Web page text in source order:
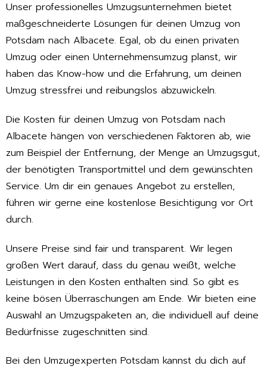
Unser professionelles Umzugsunternehmen bietet
maßgeschneiderte Lösungen für deinen Umzug von
Potsdam nach Albacete. Egal, ob du einen privaten
Umzug oder einen Unternehmensumzug planst, wir
haben das Know-how und die Erfahrung, um deinen
Umzug stressfrei und reibungslos abzuwickeln.
Die Kosten für deinen Umzug von Potsdam nach
Albacete hängen von verschiedenen Faktoren ab, wie
zum Beispiel der Entfernung, der Menge an Umzugsgut,
der benötigten Transportmittel und dem gewünschten
Service. Um dir ein genaues Angebot zu erstellen,
führen wir gerne eine kostenlose Besichtigung vor Ort
durch.
Unsere Preise sind fair und transparent. Wir legen
großen Wert darauf, dass du genau weißt, welche
Leistungen in den Kosten enthalten sind. So gibt es
keine bösen Überraschungen am Ende. Wir bieten eine
Auswahl an Umzugspaketen an, die individuell auf deine
Bedürfnisse zugeschnitten sind.
Bei den Umzugexperten Potsdam kannst du dich auf